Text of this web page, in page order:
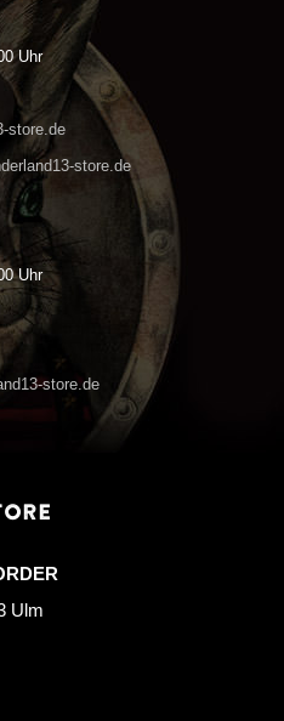
Uhr
store.de
store.de
Uhr
store.de
Ulm